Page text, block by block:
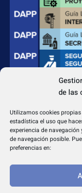
de las
Utilizamos cookies
estadística el uso que
experiencia de
de navegación posible.
preferencias en:
TEXTOS LEGALES